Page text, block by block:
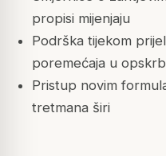
propisi mijenjaju
Podrška tijekom
poremećaja u
Pristup novim
tretmana širi